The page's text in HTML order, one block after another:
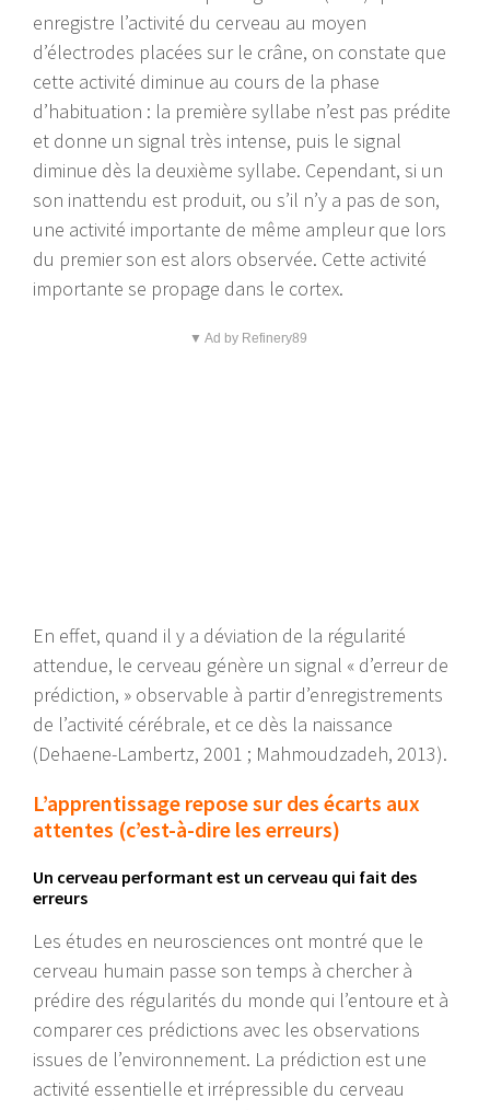
enregistre l’activité du cerveau au moyen
d’électrodes placées sur le crâne, on constate que
cette activité diminue au cours de la phase
d’habituation : la première syllabe n’est pas prédite
et donne un signal très intense, puis le signal
diminue dès la deuxième syllabe. Cependant, si un
son inattendu est produit, ou s’il n’y a pas de son,
une activité importante de même ampleur que lors
du premier son est alors observée. Cette activité
importante se propage dans le cortex.
▼ Ad by Refinery89
En effet, quand il y a déviation de la régularité
attendue, le cerveau génère un signal « d’erreur de
prédiction, » observable à partir d’enregistrements
de l’activité cérébrale, et ce dès la naissance
(Dehaene-Lambertz, 2001 ; Mahmoudzadeh, 2013).
L’apprentissage repose sur des écarts aux
attentes (c’est-à-dire les erreurs)
Un cerveau performant est un cerveau qui fait des
erreurs
Les études en neurosciences ont montré que le
cerveau humain passe son temps à chercher à
prédire des régularités du monde qui l’entoure et à
comparer ces prédictions avec les observations
issues de l’environnement. La prédiction est une
activité essentielle et irrépressible du cerveau